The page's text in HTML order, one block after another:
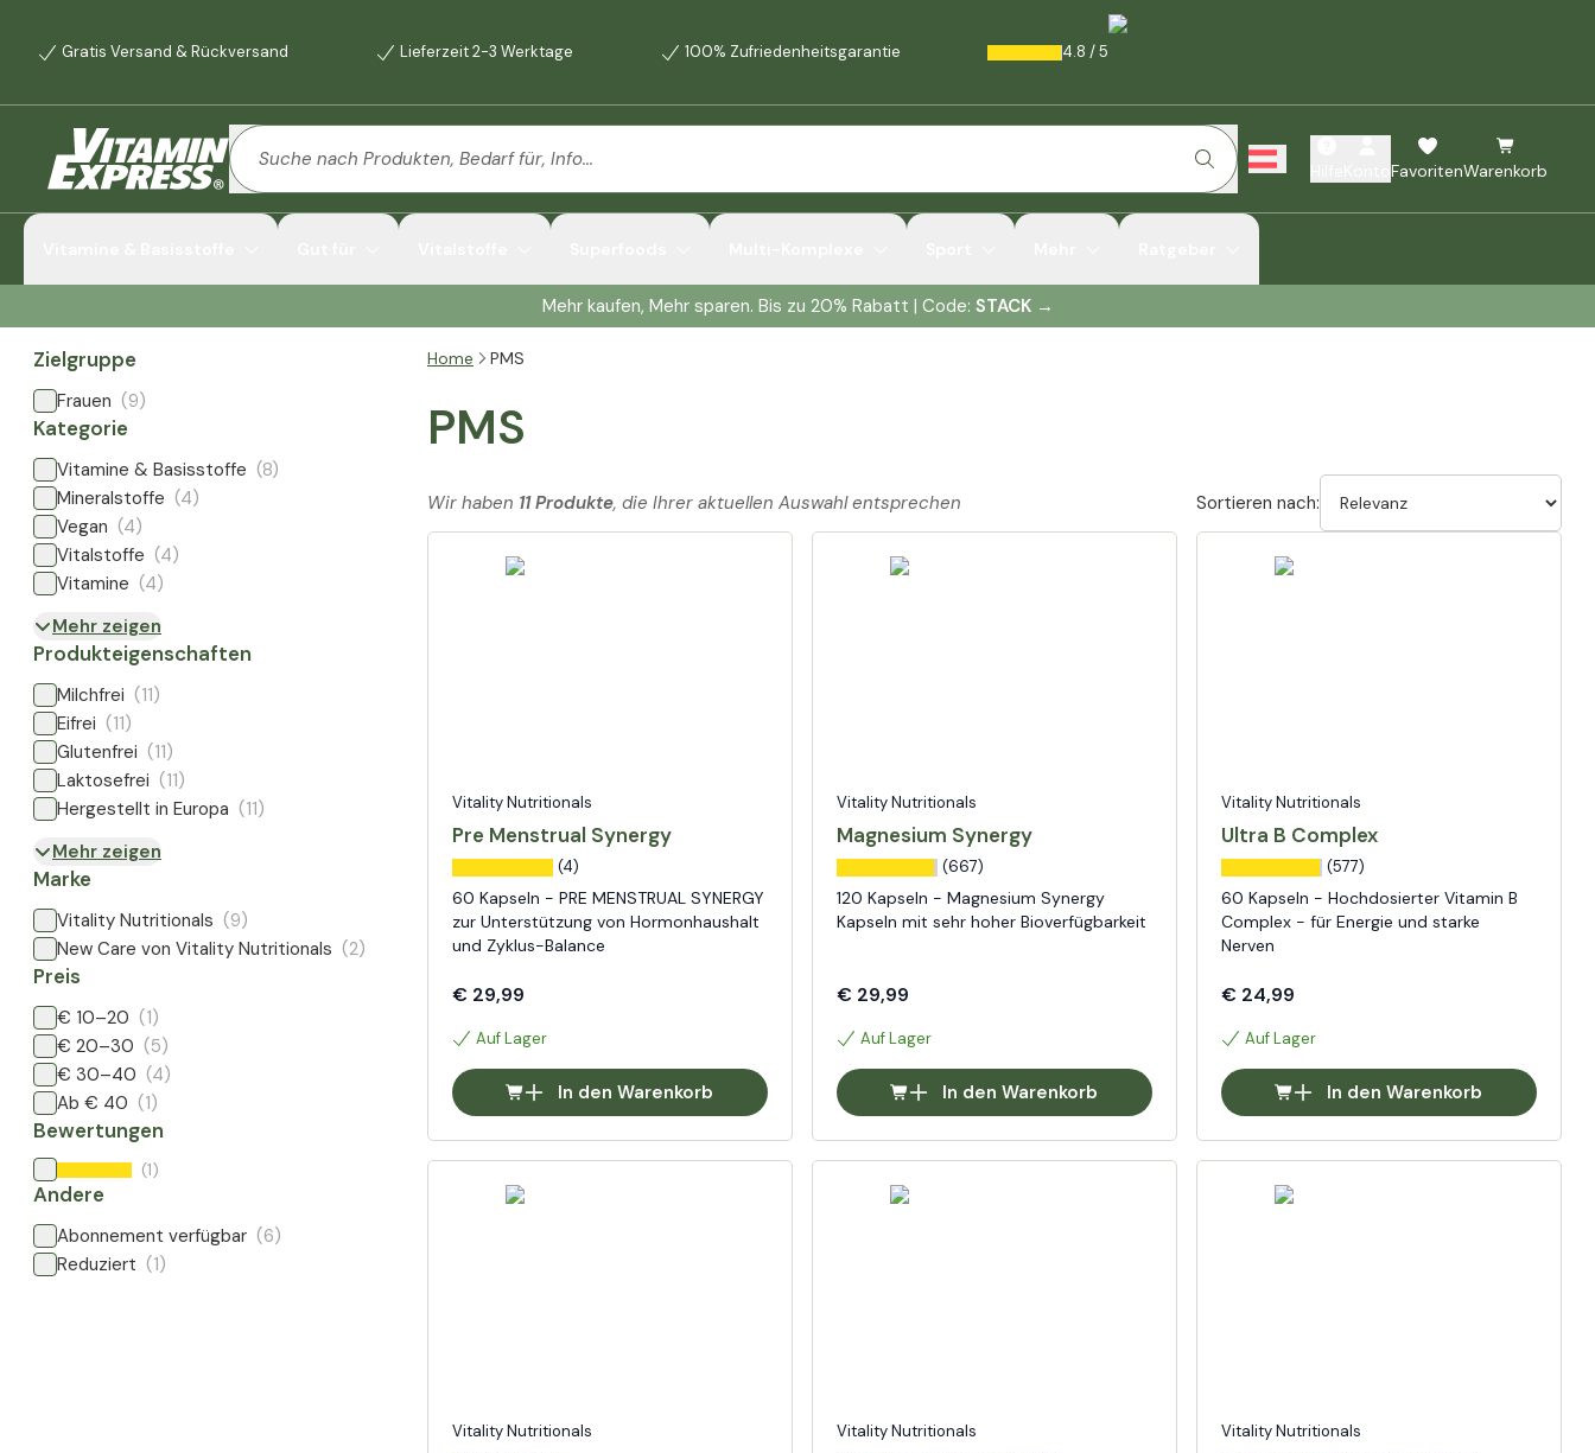
Gratis Versand & Rückversand Lieferzeit 2-3 Werktage 100% Zufriedenheitsgarantie 4.8 /5
FavoritenWarenkorb
Mehr kaufen, Mehr sparen. Bis zu 20% Rabatt | Code: STACK →
Zielgruppe
Frauen (9)
Kategorie
Vitamine & Basisstoffe (8)
Mineralstoffe (4)
Vegan (4)
Vitalstoffe (4)
Vitamine (4)
Mehr zeigen
Produkteigenschaften
Milchfrei (11)
Eifrei (11)
Glutenfrei (11)
Laktosefrei (11)
Hergestellt in Europa (11)
Mehr zeigen
Marke
Vitality Nutritionals (9)
New Care von Vitality Nutritionals (2)
Preis
€ 10–20 (1)
€ 20–30 (5)
€ 30–40 (4)
Ab € 40 (1)
Bewertungen
(1)
Andere
Abonnement verfügbar (6)
Reduziert (1)
Home PMS
PMS
Wir haben 11 Produkte, die Ihrer aktuellen Auswahl entsprechen Sortieren nach:
Vitality Nutritionals
Pre Menstrual Synergy
(4)
60 Kapseln - PRE MENSTRUAL SYNERGY
zur Unterstützung von Hormonhaushalt
und Zyklus-Balance
€ 29,99
Auf Lager
In den Warenkorb
Vitality Nutritionals
Magnesium Synergy
(667)
120 Kapseln - Magnesium Synergy
Kapseln mit sehr hoher Bioverfügbarkeit
€ 29,99
Auf Lager
In den Warenkorb
Vitality Nutritionals
Ultra B Complex
(577)
60 Kapseln - Hochdosierter Vitamin B
Complex - für Energie und starke
Nerven
€ 24,99
Auf Lager
In den Warenkorb
Vitality Nutritionals Vitality Nutritionals Vitality Nutritionals